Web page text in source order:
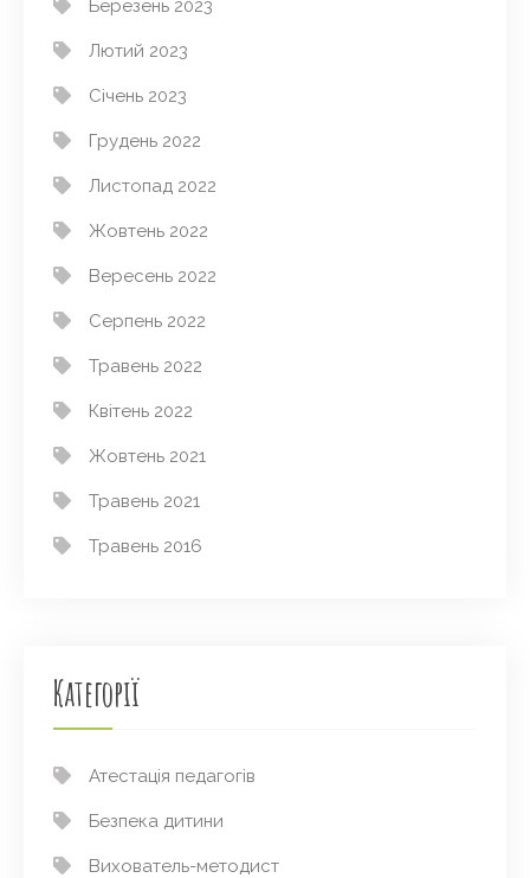
Березень 2023
Лютий 2023
Січень 2023
Грудень 2022
Листопад 2022
Жовтень 2022
Вересень 2022
Серпень 2022
Травень 2022
Квітень 2022
Жовтень 2021
Травень 2021
Травень 2016
Категорії
Атестація педагогів
Безпека дитини
Вихователь-методист